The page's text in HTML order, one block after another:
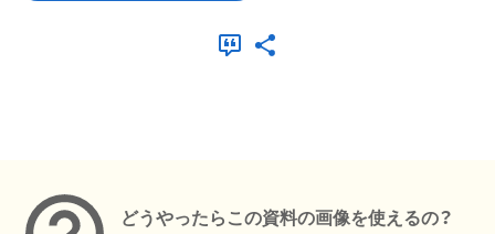
どうやったらこの資料の画像を使えるの？